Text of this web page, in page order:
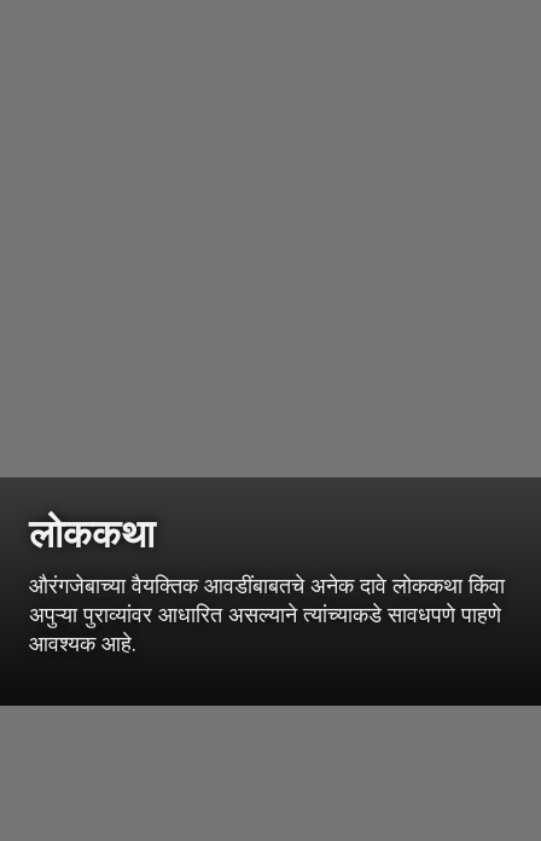
लोककथा
औरंगजेबाच्या वैयक्तिक आवडींबाबतचे अनेक दावे लोककथा किंवा
अपुऱ्या पुराव्यांवर आधारित असल्याने त्यांच्याकडे सावधपणे पाहणे
आवश्यक आहे.